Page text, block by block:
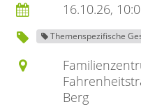
16.10.26,
Themenspezifische
Berg